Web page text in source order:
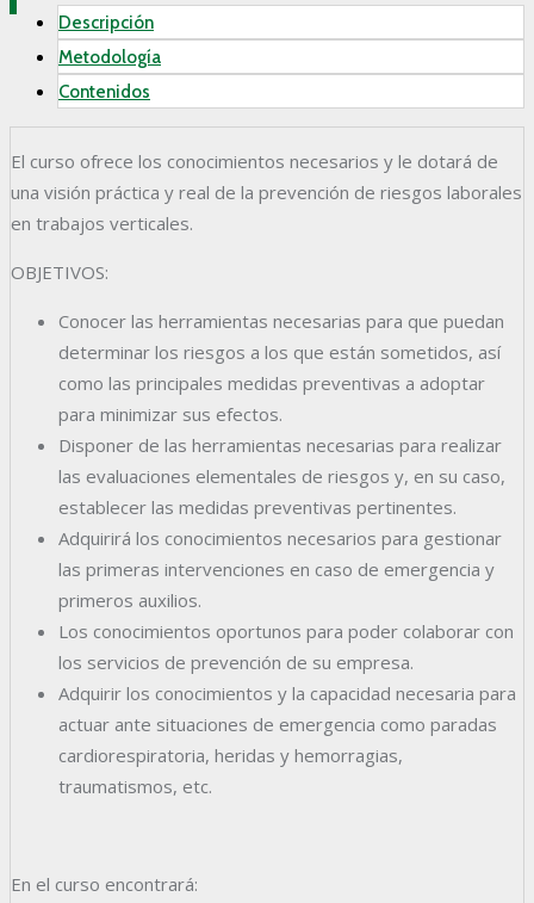
Descripción
Metodología
Contenidos
El curso ofrece los conocimientos necesarios y le dotará de
una visión práctica y real de la prevención de riesgos laborales
en trabajos verticales.
OBJETIVOS:
Conocer las herramientas necesarias para que puedan
determinar los riesgos a los que están sometidos, así
como las principales medidas preventivas a adoptar
para minimizar sus efectos.
Disponer de las herramientas necesarias para realizar
las evaluaciones elementales de riesgos y, en su caso,
establecer las medidas preventivas pertinentes.
Adquirirá los conocimientos necesarios para gestionar
las primeras intervenciones en caso de emergencia y
primeros auxilios.
Los conocimientos oportunos para poder colaborar con
los servicios de prevención de su empresa.
Adquirir los conocimientos y la capacidad necesaria para
actuar ante situaciones de emergencia como paradas
cardiorespiratoria, heridas y hemorragias,
traumatismos, etc.
En el curso encontrará: